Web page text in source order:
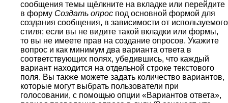
сообщения темы щёлкните на вкладке или перейдите
в форму Создать опрос под основной формой для
создания сообщения, в зависимости от используемого
стиля; если вы не видите такой вкладки или формы,
то вы не имеете прав на создание опросов. Укажите
вопрос и как минимум два варианта ответа в
соответствующих полях, убедившись, что каждый
вариант находится на отдельной строке текстового
поля. Вы также можете задать количество вариантов,
которые могут выбрать пользователи при
голосовании, с помощью опции «Вариантов ответа»,